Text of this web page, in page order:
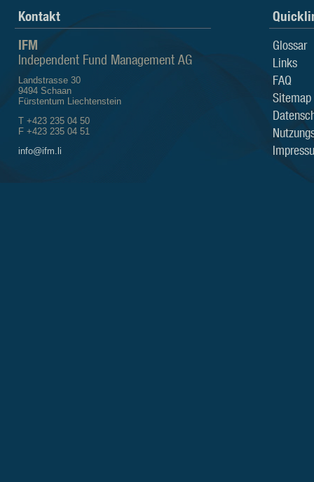
Kontakt
IFM
Independent Fund Management AG
Landstrasse 30
9494 Schaan
Fürstentum Liechtenstein
T +423 235 04 50
F +423 235 04 51
info@ifm.li
Glossar
Links
FAQ
Sitemap